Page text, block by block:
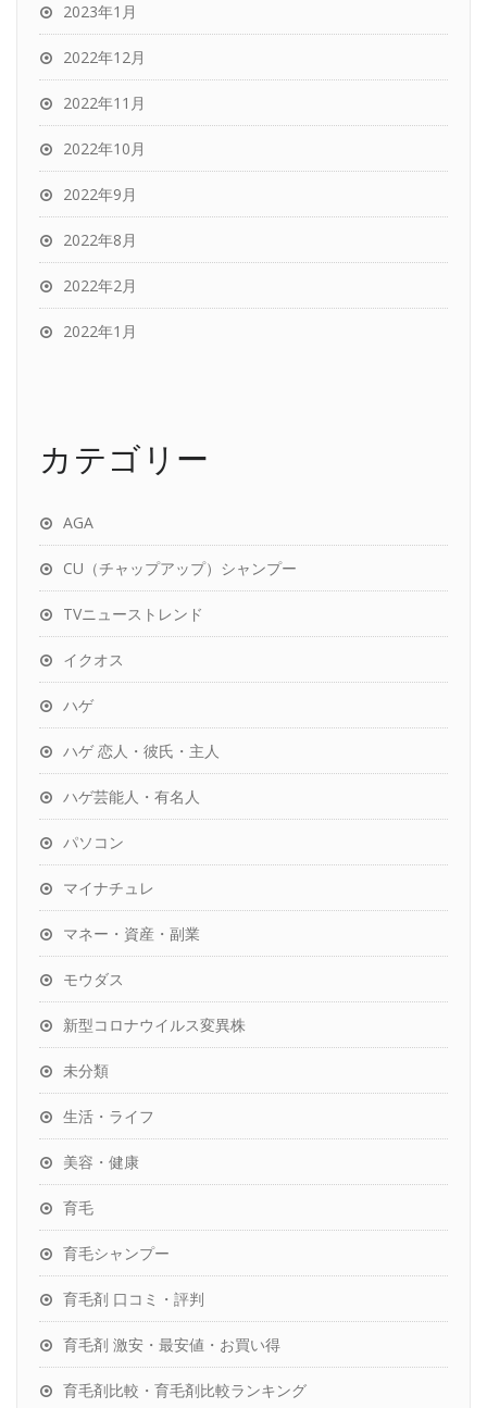
2023年1月
2022年12月
2022年11月
2022年10月
2022年9月
2022年8月
2022年2月
2022年1月
カテゴリー
AGA
CU（チャップアップ）シャンプー
TVニューストレンド
イクオス
ハゲ
ハゲ 恋人・彼氏・主人
ハゲ芸能人・有名人
パソコン
マイナチュレ
マネー・資産・副業
モウダス
新型コロナウイルス変異株
未分類
生活・ライフ
美容・健康
育毛
育毛シャンプー
育毛剤 口コミ・評判
育毛剤 激安・最安値・お買い得
育毛剤比較・育毛剤比較ランキング